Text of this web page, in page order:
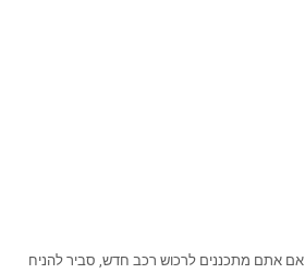
אם אתם מתכננים לרכוש רכב חדש, סביר להניח